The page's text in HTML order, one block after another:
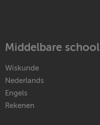
Middelbare school
Wiskunde
Nederlands
Engels
Rekenen